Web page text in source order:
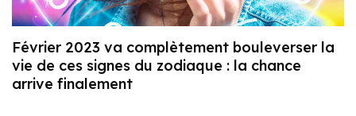
Février 2023 va complètement bouleverser la
vie de ces signes du zodiaque : la chance
arrive finalement